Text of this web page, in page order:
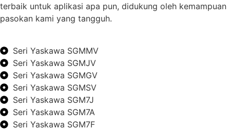
terbaik untuk aplikasi apa pun, didukung oleh kemampuan
pasokan kami yang tangguh.
Seri Yaskawa SGMMV
Seri Yaskawa SGMJV
Seri Yaskawa SGMGV
Seri Yaskawa SGMSV
Seri Yaskawa SGM7J
Seri Yaskawa SGM7A
Seri Yaskawa SGM7F